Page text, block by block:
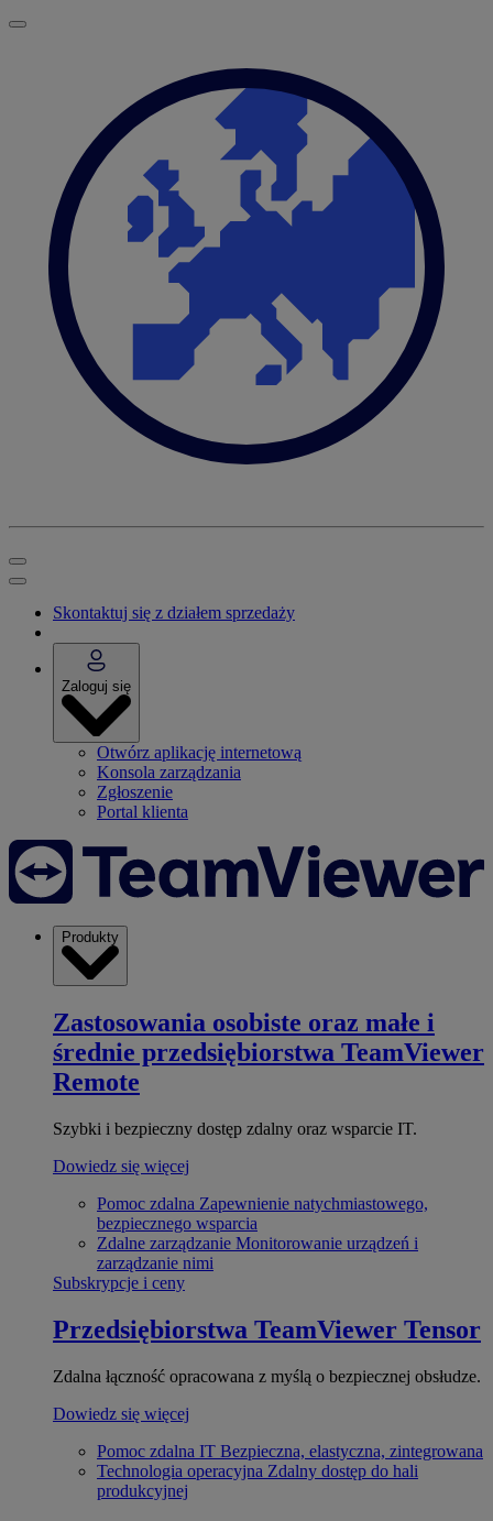
Skontaktuj się z działem sprzedaży
Zaloguj się
Otwórz aplikację internetową
Konsola zarządzania
Zgłoszenie
Portal klienta
Produkty
Zastosowania osobiste oraz małe i
średnie przedsiębiorstwa TeamViewer
Remote
Szybki i bezpieczny dostęp zdalny oraz wsparcie IT.
Dowiedz się więcej
Pomoc zdalna Zapewnienie natychmiastowego,
bezpiecznego wsparcia
Zdalne zarządzanie Monitorowanie urządzeń i
zarządzanie nimi
Subskrypcje i ceny
Przedsiębiorstwa TeamViewer Tensor
Zdalna łączność opracowana z myślą o bezpiecznej obsłudze.
Dowiedz się więcej
Pomoc zdalna IT Bezpieczna, elastyczna, zintegrowana
Technologia operacyjna Zdalny dostęp do hali
produkcyjnej